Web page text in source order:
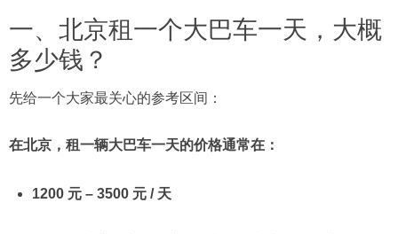
一、北京租一个大巴车一天，大概
多少钱？
先给一个大家最关心的参考区间：
在北京，租一辆大巴车一天的价格通常在：
1200 元 – 3500 元 / 天